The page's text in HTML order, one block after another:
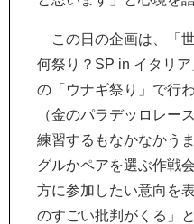
この日の企画は、「
何祭り？SP in イタリ
の「ウナギ祭り」で行
（金のパラデッロレー
練習するもなかなかう
グルかペアを選ぶ作戦
方に参加したい意向を
のすごい批判がくる」